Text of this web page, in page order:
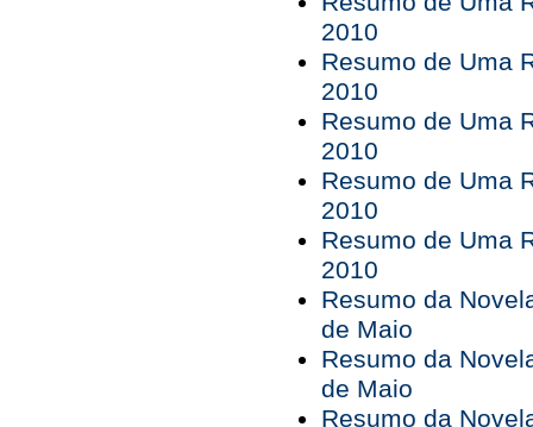
2010
Resumo de Uma
2010
Resumo de Uma
2010
Resumo de Uma
2010
Resumo de Uma
2010
Resumo da
de Maio
Resumo da
de Maio
Resumo da